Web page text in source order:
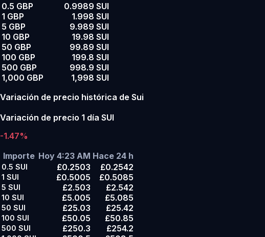
0.5 GBP
0.9989 SUI
1 GBP
1.998 SUI
5 GBP
9.989 SUI
10 GBP
19.98 SUI
50 GBP
99.89 SUI
100 GBP
199.8 SUI
500 GBP
998.9 SUI
1,000 GBP
1,998 SUI
Variación de precio histórica de Sui
Variación de precio 1 día SUI
-1.47%
Importe Hoy 4:23 AM Hace 24 h
0.5 SUI £0.2503 £0.2542
1 SUI £0.5005 £0.5085
5 SUI £2.503 £2.542
10 SUI £5.005 £5.085
50 SUI £25.03 £25.42
100 SUI £50.05 £50.85
500 SUI £250.3 £254.2